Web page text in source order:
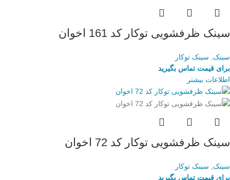
سینک ظرفشویی توکار کد 161 اخوان
سینک
سینک توکار
برای قیمت تماس بگیرید
اطلاعات بیشتر
سینک ظرفشویی توکار کد 72 اخوان
سینک
سینک توکار
برای قیمت تماس بگیرید